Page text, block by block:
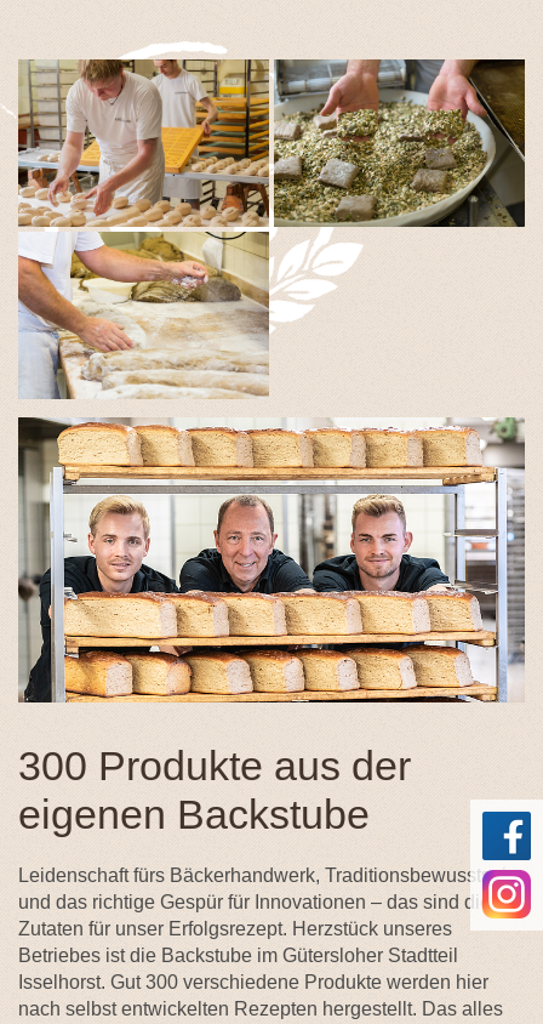
300 Produkte aus der
eigenen Backstube
Leidenschaft fürs Bäckerhandwerk, Traditionsbewusstsein
und das richtige Gespür für Innovationen – das sind die
Zutaten für unser Erfolgsrezept. Herzstück unseres
Betriebes ist die Backstube im Gütersloher Stadtteil
Isselhorst. Gut 300 verschiedene Produkte werden hier
nach selbst entwickelten Rezepten hergestellt. Das alles